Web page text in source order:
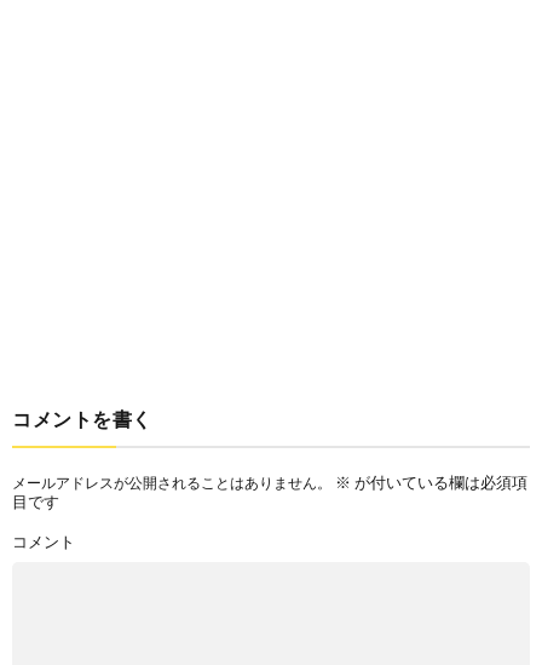
コメントを書く
メールアドレスが公開されることはありません。 ※ が付いている欄は必須項
目です
コメント